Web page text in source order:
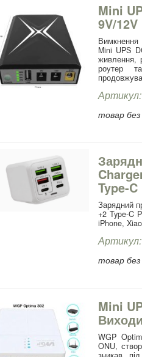
Mini
9V/12V
Вимкнення
Mini UPS
живлення,
роутер
товар без
Type-C
Зарядний
+2 Type-C
iPhone,
товар без
Mini
WGP
ONU,